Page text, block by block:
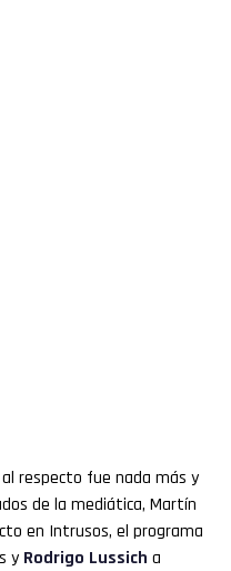
respecto fue nada más y
de la mediática, Martín
en Intrusos, el programa
y Rodrigo Lussich a